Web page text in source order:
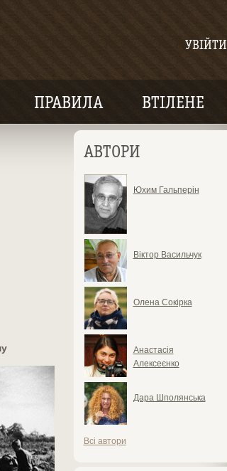
УВІЙТИ
ПРАВИЛА ВТІЛЕНЕ
АВТОРИ
Юхим Гальперін
Віктор Васильчук
Олена Сокірка
Анастасія
Алексеєнко
Дара Шполянська
Всі автори